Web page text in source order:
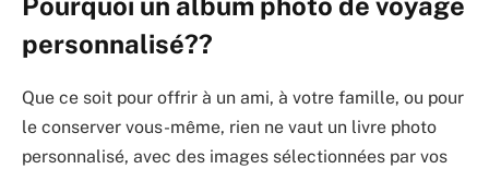
personnalisé??
Que ce soit pour offrir à un ami, à votre famille, ou pour
le conserver vous-même, rien ne vaut un livre photo
personnalisé, avec des images sélectionnées par vos